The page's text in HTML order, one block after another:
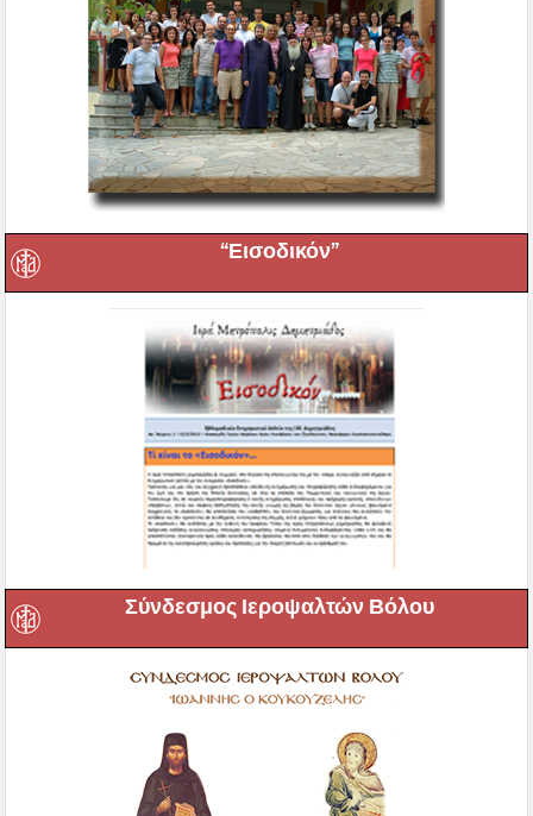
“Εισοδικόν”
Σύνδεσμος Ιεροψαλτών Βόλου